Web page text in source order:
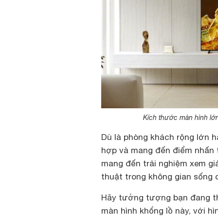
Kích thước màn hình
Dù là phòng khách rộng lớn
hợp và mang đến điểm
mang đến trải nghiệm xem
thuật trong không gian sống
Hãy tưởng tượng bạn đang
màn hình khổng lồ này, với